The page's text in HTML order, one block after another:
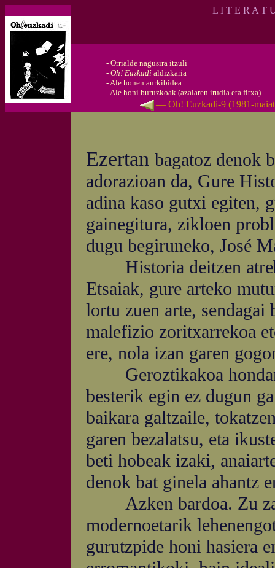
L I T E R A T
- Orrialde nagusira itzuli
- Oh! Euzkadi aldizkaria
-Ale honen aurkibidea
-Ale honi buruzkoak (azalaren irudia eta fitxa)
— Oh! Euzkadi-9 (1981-
Ezertan bagatoz denok
adorazioan da, Gure
adina kaso gutxi egiten,
gainegitura, zikloen
dugu begiruneko, José
Historia deitzen
Etsaiak, gure arteko
lortu zuen arte, sendagai
malefizio zoritxarrekoa
ere, nola izan garen
Geroztikakoa
besterik egin ez dugun
baikara galtzaile,
garen bezalatsu, eta
beti hobeak izaki,
denok bat ginela ahantz
Azken bardoa. Zu
modernoetarik
gurutzpide honi hasiera